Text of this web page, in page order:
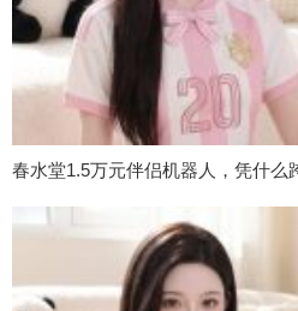
春水堂1.5万元伴侣机器人，凭什么